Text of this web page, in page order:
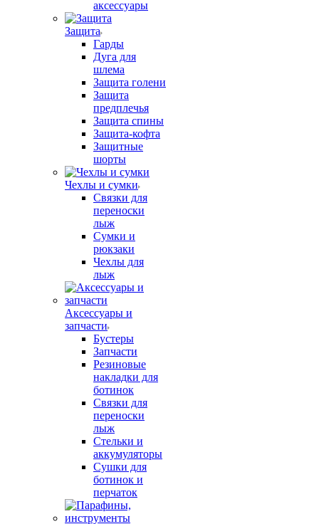
аксессуары
Защита
Гарды
Дуга для
шлема
Защита голени
Защита
предплечья
Защита спины
Защита-кофта
Защитные
шорты
Чехлы и сумки
Связки для
переноски
лыж
Сумки и
рюкзаки
Чехлы для
лыж
Аксессуары и
запчасти
Бустеры
Запчасти
Резиновые
накладки для
ботинок
Связки для
переноски
лыж
Стельки и
аккумуляторы
Сушки для
ботинок и
перчаток